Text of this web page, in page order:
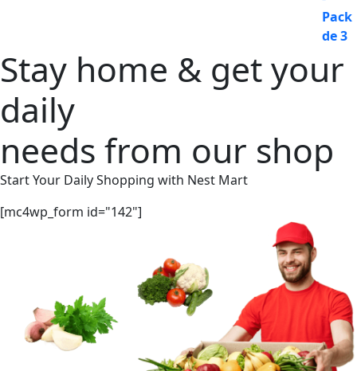
Stay home & get your
daily
needs from our shop
Start Your Daily Shopping with Nest Mart
[mc4wp_form id="142"]